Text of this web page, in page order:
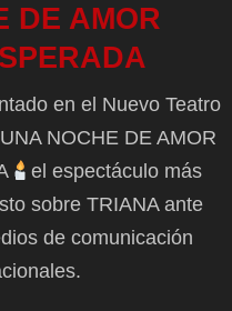
DE AMOR
en el Nuevo Teatro
NOCHE DE AMOR
el espectáculo más
sobre TRIANA ante
de comunicación